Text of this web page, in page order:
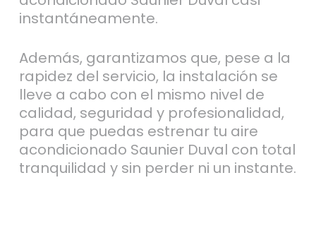
instantáneamente.
Además, garantizamos que, pese a la
rapidez del servicio, la instalación se
lleve a cabo con el mismo nivel de
calidad, seguridad y profesionalidad,
para que puedas estrenar tu aire
acondicionado Saunier Duval con total
tranquilidad y sin perder ni un instante.